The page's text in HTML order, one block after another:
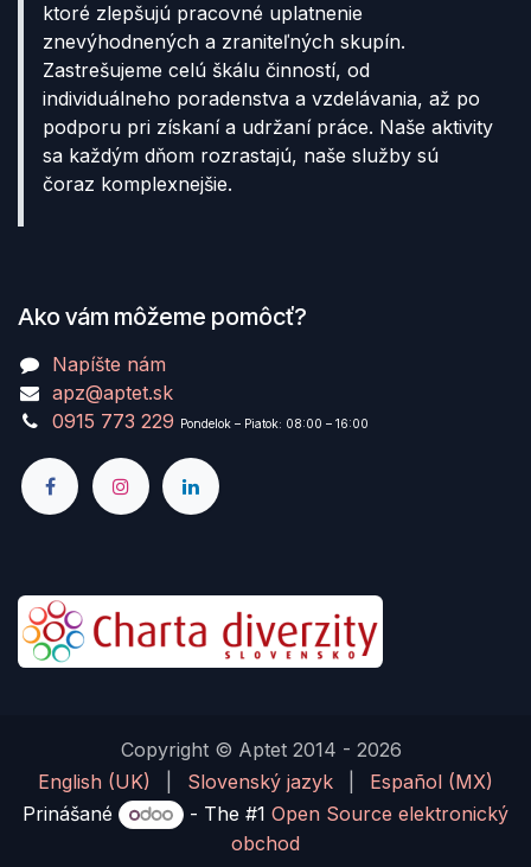
ktoré zlepšujú pracovné uplatnenie
znevýhodnených a zraniteľných skupín.
Zastrešujeme celú škálu činností, od
individuálneho poradenstva a vzdelávania, až po
podporu pri získaní a udržaní práce. Naše aktivity
sa každým dňom rozrastajú, naše služby sú
čoraz komplexnejšie.
Ako vám môžeme pomôcť?
Napíšte nám
apz@aptet.sk
0915 773 229 Pondelok – Piatok: 08:00 – 16:00
Copyright © Aptet 2014 - 2026
English (UK)
Slovenský jazyk
Español (MX)
Prinášané
- The #1 Open Source elektronický
obchod